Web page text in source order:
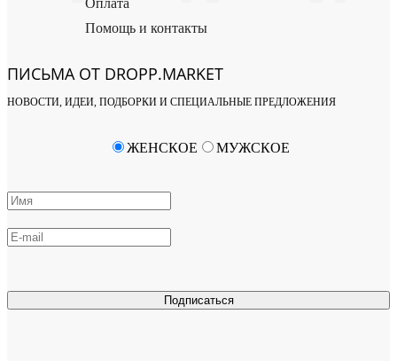
Оплата
Помощь и контакты
ПИСЬМА ОТ DROPP.MARKET
НОВОСТИ, ИДЕИ, ПОДБОРКИ И СПЕЦИАЛЬНЫЕ ПРЕДЛОЖЕНИЯ
Подписаться
ЖЕНСКОЕ МУЖСКОЕ